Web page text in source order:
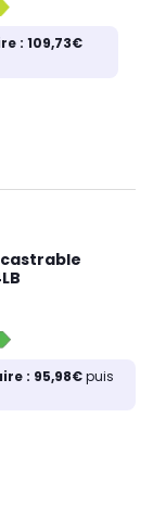
: 109,73€
: 95,98€puis